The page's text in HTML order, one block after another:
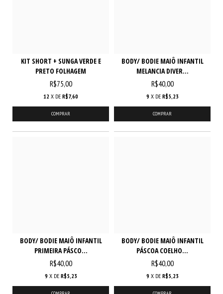
KIT SHORT + SUNGA VERDE E
PRETO FOLHAGEM
R$75,00
12 X DE R$7,60
COMPRAR
BODY/ BODIE MAIÔ INFANTIL
MELANCIA DIVER...
R$40,00
9 X DE R$5,23
COMPRAR
BODY/ BODIE MAIÔ INFANTIL
PRIMEIRA PÁSCO...
R$40,00
9 X DE R$5,23
BODY/ BODIE MAIÔ INFANTIL
PÁSCOA COELHO...
R$40,00
9 X DE R$5,23